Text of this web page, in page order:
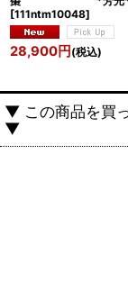
[111ntm10048]
28,900円 (税込)
▼ この商品を買
▼